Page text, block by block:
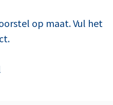
op maat. Vul het